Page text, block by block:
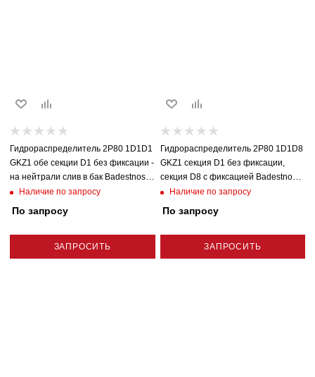
Гидрораспределитель 2P80 1D1D1
GKZ1 обе секции D1 без фиксации -
на нейтрали слив в бак Badestnost
(Болгария)
Наличие по запросу
По запросу
ЗАПРОСИТЬ
Гидрораспределитель 2P80 1D1D8
GKZ1 секция D1 без фиксации,
секция D8 с фиксацией Badestnost
(Болгария)
Наличие по запросу
По запросу
ЗАПРОСИТЬ